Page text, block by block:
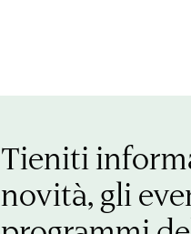
Tieniti
novità, gli